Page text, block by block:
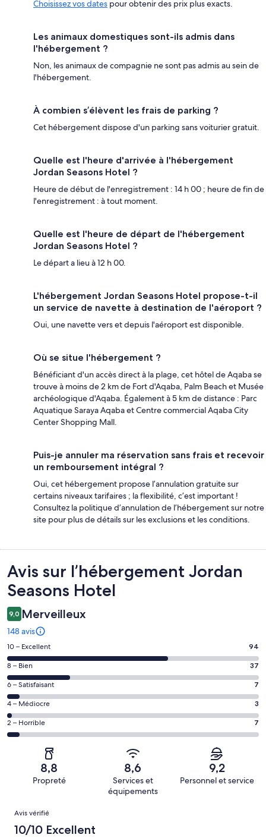
Choisissez vos dates pour obtenir des prix plus exacts.
Les animaux domestiques sont-ils admis dans
l'hébergement ?
Non, les animaux de compagnie ne sont pas admis au sein de
l'hébergement.
À combien s’élèvent les frais de parking ?
Cet hébergement dispose d'un parking sans voiturier gratuit.
Quelle est l'heure d'arrivée à l'hébergement
Jordan Seasons Hotel ?
Heure de début de l'enregistrement : 14 h 00 ; heure de fin de
l'enregistrement : à tout moment.
Quelle est l'heure de départ de l'hébergement
Jordan Seasons Hotel ?
Le départ a lieu à 12 h 00.
L'hébergement Jordan Seasons Hotel propose-t-il
un service de navette à destination de l'aéroport ?
Oui, une navette vers et depuis l'aéroport est disponible.
Où se situe l'hébergement ?
Bénéficiant d'un accès direct à la plage, cet hôtel de Aqaba se
trouve à moins de 2 km de Fort d'Aqaba, Palm Beach et Musée
archéologique d'Aqaba. Également à 5 km de distance : Parc
Aquatique Saraya Aqaba et Centre commercial Aqaba City
Center Shopping Mall.
Puis-je annuler ma réservation sans frais et recevoir
un remboursement intégral ?
Oui, cet hébergement propose l’annulation gratuite sur
certains niveaux tarifaires ; la flexibilité, c’est important !
Consultez la politique d’annulation de l’hébergement sur notre
site pour plus de détails sur les exclusions et les conditions.
Avis
Avis sur l’hébergement Jordan
Seasons Hotel
9,0 Merveilleux
148 avis
Note
des
voyageurs
de 10
(Excellent),
d’après 94 avis
sur 148.
10 – Excellent 94
Note
des
voyageurs
de 8
(Bien),
d’après 37 avis
8 – Bien 37
Note
des
voyageurs
de 6
(Satisfaisant),
d’après 7 avis
6 – Satisfaisant 7
Note
des
voyageurs
(Médiocre),
d’après 3 avis
sur 148.
4 – Médiocre 3
Note
des
voyageurs
(Horrible),
d’après 7 avis
2 – Horrible 7
8,8
Propreté
8,6
Services et
équipements
9,2
Personnel et service
Avis
Avis vérifié
10/10 Excellent